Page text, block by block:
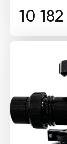
10 182